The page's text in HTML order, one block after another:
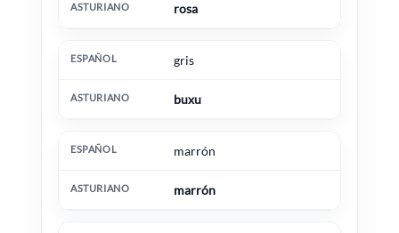
rosa
gris
buxu
marrón
marrón